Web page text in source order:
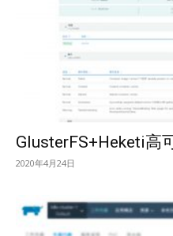
GlusterFS+Heketi高
2020年4月24日